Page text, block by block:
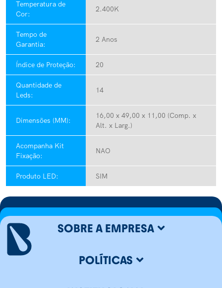
Temperatura de
Cor:
2.400K
Tempo de
Garantia:
2 Anos
Índice de Proteção: 20
Quantidade de
Leds:
14
Dimensões (MM):
16,00 x 49,00 x 11,00 (Comp. x
Alt. x Larg.)
Acompanha Kit
Fixação:
NAO
Produto LED: SIM
SOBRE A EMPRESA
POLÍTICAS